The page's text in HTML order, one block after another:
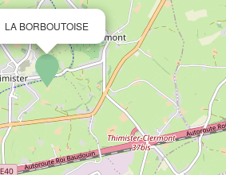
LA BORBOUTOISE